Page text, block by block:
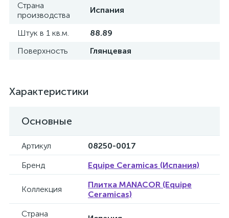
Страна
производства
Испания
Штук в 1 кв.м.
88.89
Поверхность
Глянцевая
Характеристики
Основные
Артикул
08250-0017
Бренд
Equipe Ceramicas (Испания)
Коллекция
Плитка MANACOR (Equipe
Ceramicas)
Страна